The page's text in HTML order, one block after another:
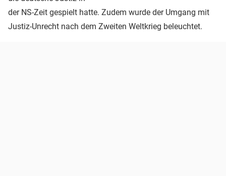
der NS-Zeit gespielt hatte. Zudem wurde der Umgang mit
Justiz-Unrecht nach dem Zweiten Weltkrieg beleuchtet.